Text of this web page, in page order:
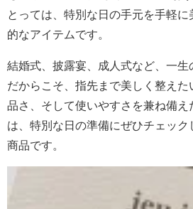
とっては、特別な日の手元を手軽
的なアイテムです。
結婚式、披露宴、成人式など、一生
だからこそ、指先まで美しく整えた
品さ、そして使いやすさを兼ね備え
は、特別な日の準備にぜひチェック
商品です。